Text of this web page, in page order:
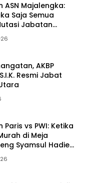
ASN Majalengka:
Saja Semua
Jabatan
Syamsul
Dewan Pembina
AKBP
Resmi Jabat
vs PWI: Ketika
di Meja
Syamsul Hadie